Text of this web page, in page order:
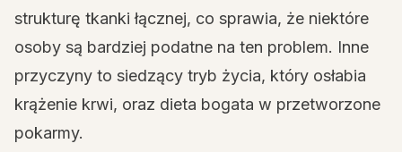
strukturę tkanki łącznej, co sprawia, że niektóre
osoby są bardziej podatne na ten problem. Inne
przyczyny to siedzący tryb życia, który osłabia
krążenie krwi, oraz dieta bogata w przetworzone
pokarmy.